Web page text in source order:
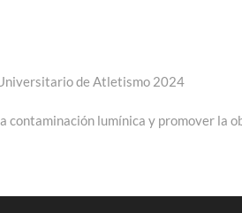
de Atletismo 2024
contaminación lumínica y promover la